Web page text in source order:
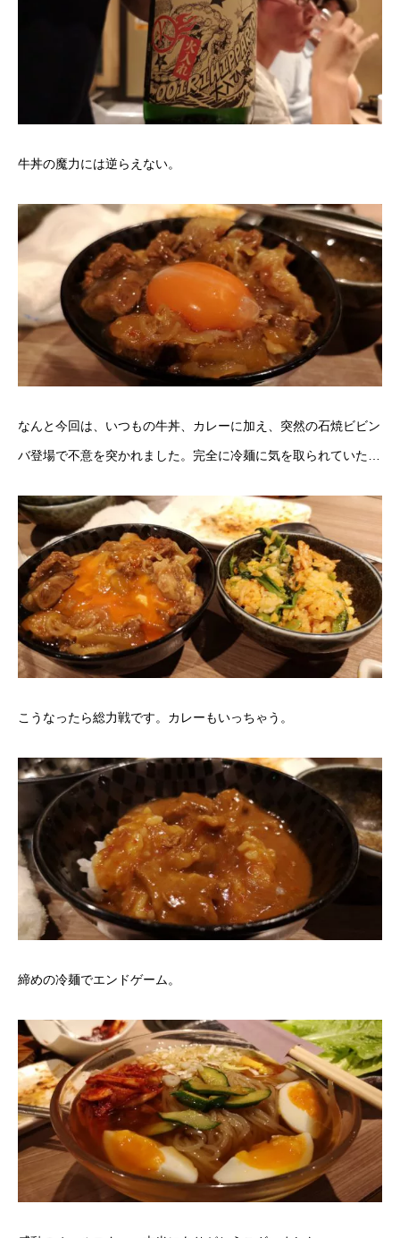
牛丼の魔力には逆らえない。
なんと今回は、いつもの牛丼、カレーに加え、突然の石焼ビビン
バ登場で不意を突かれました。完全に冷麺に気を取られていた…
こうなったら総力戦です。カレーもいっちゃう。
締めの冷麺でエンドゲーム。